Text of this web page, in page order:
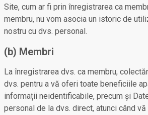
Site, cum ar fi prin înregistrarea ca
membru, nu vom asocia un istoric de
nostru cu dvs. personal.
(b) Membri
La înregistrarea dvs. ca membru,
dvs. pentru a vă oferi toate beneficiile
informații neidentificabile, precum și
personal de la dvs. direct, atunci când